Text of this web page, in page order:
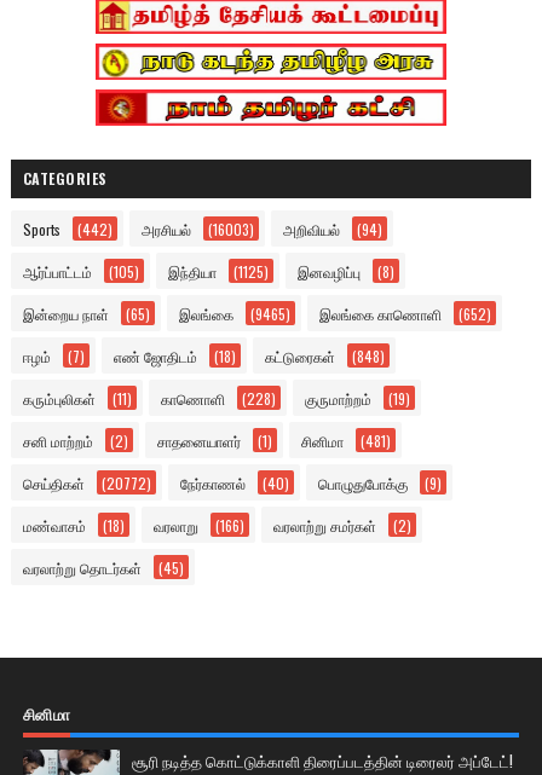
CATEGORIES
Sports (442) அரசியல் (16003) அறிவியல் (94)
ஆர்ப்பாட்டம் (105) இந்தியா (1125) இனவழிப்பு (8)
இன்றைய நாள் (65) இலங்கை (9465) இலங்கை காணொளி (652)
ஈழம் (7) எண் ஜோதிடம் (18) கட்டுரைகள் (848)
கரும்புலிகள் (11) காணொளி (228) குருமாற்றம் (19)
சனி மாற்றம் (2) சாதனையாளர் (1) சினிமா (481)
செய்திகள் (20772) நேர்காணல் (40) பொழுதுபோக்கு (9)
மண்வாசம் (18) வரலாறு (166) வரலாற்று சமர்கள் (2)
வரலாற்று தொடர்கள் (45)
சினிமா
சூரி நடித்த கொட்டுக்காளி திரைப்படத்தின் டிரைலர் அப்டேட்!